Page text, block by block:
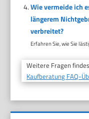
Wie vermeide ich
längerem
verbreitet?
Erfahren Sie, wie Sie
Weitere Fragen
Kaufberatung FAQ-